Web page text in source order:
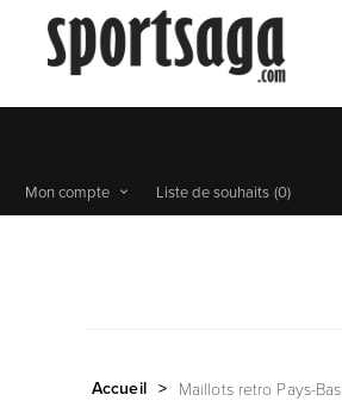
Mon compte Liste de souhaits (0)
Accueil > Maillots retro Pays-Bas